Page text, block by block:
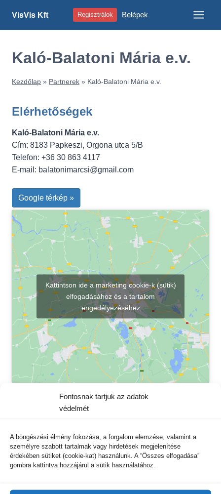
Fontosnak tartjuk az adatok
védelmét
A böngészési élmény fokozása, a forgalom elemzése, valamint a
személyre szabott tartalmak vagy hirdetések megjelenítése
érdekében sütiket (cookie-kat) használunk. A “Összes elfogadása”
gombra kattintva hozzájárul a sütik használatához.
content
VisVis Kft Regisztrálok Belépek
Kaló-Balatoni Mária e.v.
Kezdőlap » Partnerek » Kaló-Balatoni Mária e.v.
Elérhetőségek
Kaló-Balatoni Mária e.v.
Cím: 8183 Papkeszi, Orgona utca 5/B
Telefon: +36 30 863 4117
E-mail: balatonimarcsi@gmail.com
Google térkép »
Kattintson ide a marketing cookie-k (sütik)
elfogadásához és a tartalom
engedélyezéséhez
VISVIS Kft
8200 Veszprém, Damjanich u. 1. C. ép.
Tel.: +36 30 277-1101